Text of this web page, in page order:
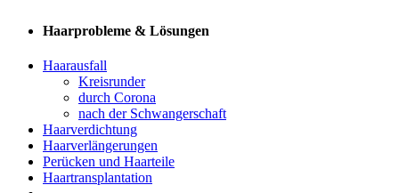
Haarprobleme & Lösungen
Haarausfall
Kreisrunder
durch Corona
nach der Schwangerschaft
Haarverdichtung
Haarverlängerungen
Perücken und Haarteile
Haartransplantation